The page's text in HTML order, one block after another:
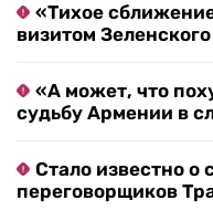
«Тихое
визитом
«А может, что
судьбу Армении в
Стало известно о
переговорщиков